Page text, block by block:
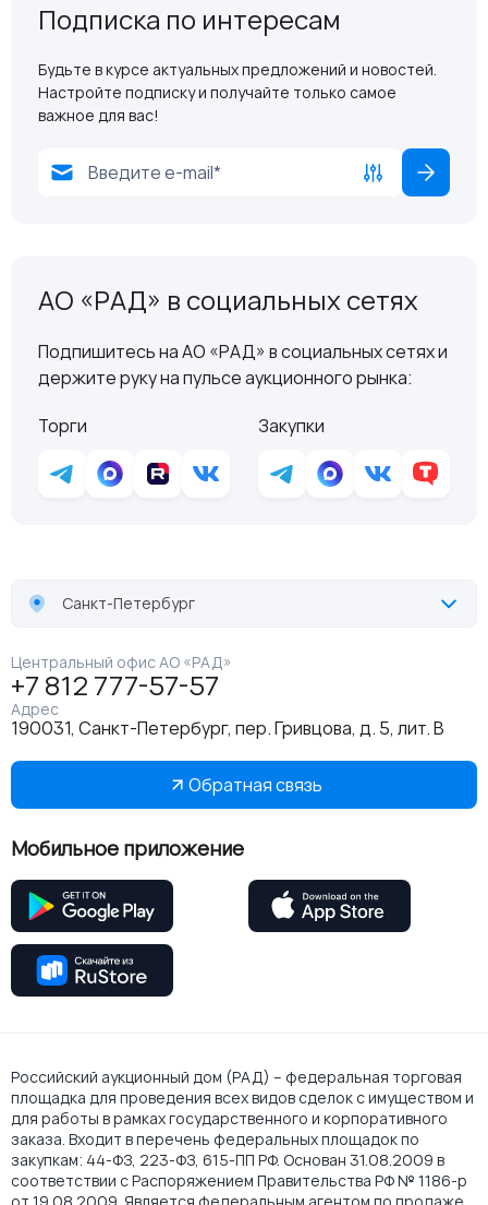
Подписка по интересам
Будьте в курсе актуальных предложений и новостей.
Настройте подписку и получайте только самое
важное для вас!
АО «РАД» в социальных сетях
Подпишитесь на АО «РАД» в социальных сетях и
держите руку на пульсе аукционного рынка:
Торги
Закупки
Санкт-Петербург
Центральный офис АО «РАД»
+7 812 777-57-57
Адрес
190031, Санкт-Петербург, пер. Гривцова, д. 5, лит. В
Обратная связь
Мобильное приложение
Российский аукционный дом (РАД) – федеральная торговая
площадка для проведения всех видов сделок с имуществом и
для работы в рамках государственного и корпоративного
заказа. Входит в перечень федеральных площадок по
закупкам: 44-ФЗ, 223-ФЗ, 615-ПП РФ. Основан 31.08.2009 в
соответствии с Распоряжением Правительства РФ № 1186-р